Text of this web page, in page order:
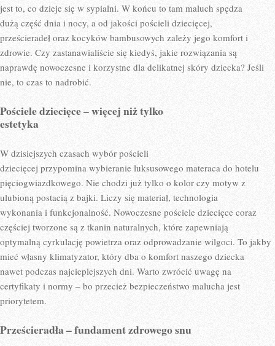
jest to, co dzieje się w sypialni. W końcu to tam maluch spędza
dużą część dnia i nocy, a od jakości pościeli dziecięcej,
prześcieradeł oraz kocyków bambusowych zależy jego komfort i
zdrowie. Czy zastanawialiście się kiedyś, jakie rozwiązania są
naprawdę nowoczesne i korzystne dla delikatnej skóry dziecka? Jeśli
nie, to czas to nadrobić.
Pościele dziecięce – więcej niż tylko
estetyka
W dzisiejszych czasach wybór pościeli
dziecięcej przypomina wybieranie luksusowego materaca do hotelu
pięciogwiazdkowego. Nie chodzi już tylko o kolor czy motyw z
ulubioną postacią z bajki. Liczy się materiał, technologia
wykonania i funkcjonalność. Nowoczesne pościele dziecięce coraz
częściej tworzone są z tkanin naturalnych, które zapewniają
optymalną cyrkulację powietrza oraz odprowadzanie wilgoci. To jakby
mieć własny klimatyzator, który dba o komfort naszego dziecka
nawet podczas najcieplejszych dni. Warto zwrócić uwagę na
certyfikaty i normy – bo przecież bezpieczeństwo malucha jest
priorytetem.
Prześcieradła – fundament zdrowego snu